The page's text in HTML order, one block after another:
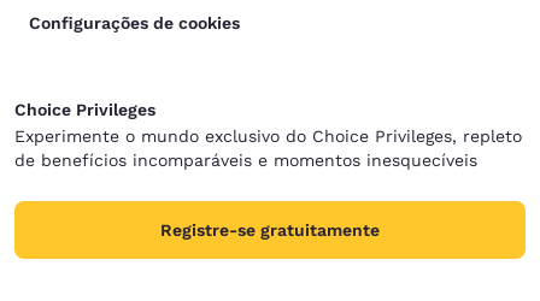
Configurações de cookies
Choice Privileges
Experimente o mundo exclusivo do Choice Privileges, repleto
de benefícios incomparáveis e momentos inesquecíveis
Registre-se gratuitamente